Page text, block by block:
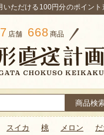
いただける100円分のポイント
店舗 668 商品
スイカ 桃 メロン